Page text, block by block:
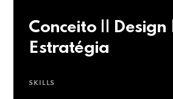
Conceito || Design ||
Estratégia
SKILLS